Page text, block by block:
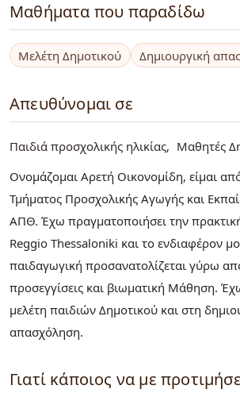
Μαθήματα που παραδίδω
Μελέτη Δημοτικού Δημιουργική
Απευθύνομαι σε
Παιδιά προσχολικής ηλικίας
Μαθητές
Ονομάζομαι Αρετή Οικονομίδη, είμαι
Τμήματος Προσχολικής Αγωγής και
ΑΠΘ. Έχω πραγματοποιήσει την
Reggio Thessaloniki και το ενδιαφέρον
παιδαγωγική προσανατολίζεται γύρω
προσεγγίσεις και βιωματική Μάθηση.
μελέτη παιδιών Δημοτικού και στη
απασχόληση.
Γιατί κάποιος να με